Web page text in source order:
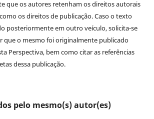
que os autores retenham os direitos autorais
os direitos de publicação. Caso o texto
posteriormente em outro veículo, solicita-se
que o mesmo foi originalmente publicado
Perspectiva, bem como citar as referências
dessa publicação.
pelo mesmo(s) autor(es)